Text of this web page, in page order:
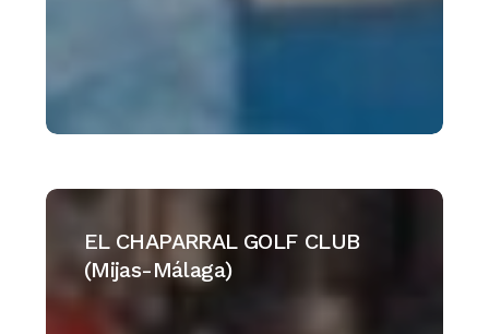
EL
CHAPARRAL
GOLF
CLUB
EL CHAPARRAL GOLF CLUB
(Mijas-Málaga)